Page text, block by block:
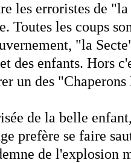
les erroristes de
Toutes les coups
"la
des enfants. Hors
un des
de la belle
prefère se faire
de l'explosion